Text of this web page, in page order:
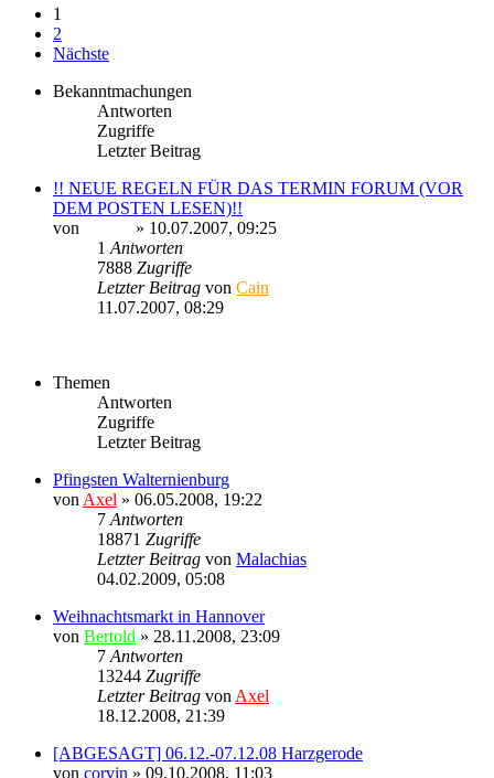
1
2
Nächste
Bekanntmachungen
Antworten
Zugriffe
Letzter Beitrag
!! NEUE REGELN FÜR DAS TERMIN FORUM (VOR
DEM POSTEN LESEN)!!
von
» 10.07.2007, 09:25
1Antworten
7888 Zugriffe
Letzter Beitrag von Cain
11.07.2007, 08:29
Themen
Antworten
Zugriffe
Letzter Beitrag
Pfingsten Walternienburg
vonAxel » 06.05.2008, 19:22
7Antworten
18871 Zugriffe
Letzter Beitrag von Malachias
04.02.2009, 05:08
Weihnachtsmarkt in Hannover
von Bertold » 28.11.2008, 23:09
7Antworten
13244 Zugriffe
Letzter Beitrag vonAxel
18.12.2008, 21:39
[ABGESAGT] 06.12.-07.12.08 Harzgerode
von corvin » 09.10.2008, 11:03